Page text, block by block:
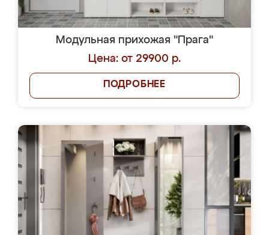
Модульная прихожая "Прага"
Цена: от 29900 р.
ПОДРОБНЕЕ